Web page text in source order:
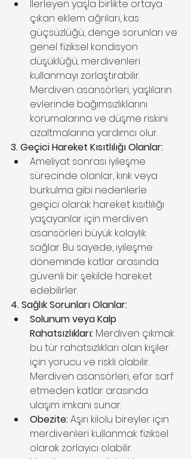
İlerleyen yaşla birlikte ortaya
çıkan eklem ağrıları, kas
güçsüzlüğü, denge sorunları ve
genel fiziksel kondisyon
düşüklüğü, merdivenleri
kullanmayı zorlaştırabilir.
Merdiven asansörleri, yaşlıların
evlerinde bağımsızlıklarını
korumalarına ve düşme riskini
azaltmalarına yardımcı olur.
3. Geçici Hareket Kısıtlılığı Olanlar:
Ameliyat sonrası iyileşme
sürecinde olanlar, kırık veya
burkulma gibi nedenlerle
geçici olarak hareket kısıtlılığı
yaşayanlar için merdiven
asansörleri büyük kolaylık
sağlar. Bu sayede, iyileşme
döneminde katlar arasında
güvenli bir şekilde hareket
edebilirler.
4. Sağlık Sorunları Olanlar:
Solunum veya Kalp
Rahatsızlıkları: Merdiven çıkmak
bu tür rahatsızlıkları olan kişiler
için yorucu ve riskli olabilir.
Merdiven asansörleri, efor sarf
etmeden katlar arasında
ulaşım imkanı sunar.
Obezite: Aşırı kilolu bireyler için
merdivenleri kullanmak fiziksel
olarak zorlayıcı olabilir.